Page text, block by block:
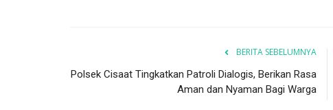
BERITA SEBELUMNYA
Polsek Cisaat Tingkatkan Patroli Dialogis, Berikan Rasa
Aman dan Nyaman Bagi Warga